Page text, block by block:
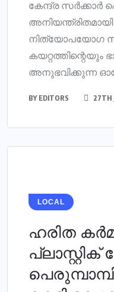
കേന്ദ്ര സര്‍ക്കാര്‍
അനിയന്ത്രിതമായി
നിത്യോപയോഗ
കയറ്റത്തിന്റെയും
അനുഭവിക്കുന്ന
BY EDITORS 27TH
LOCAL
ഹരിത